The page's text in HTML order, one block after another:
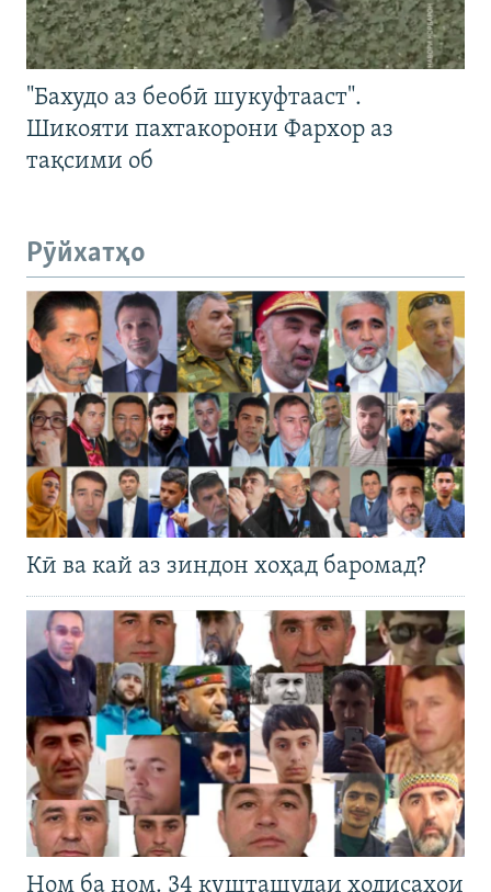
"Бахудо аз беобӣ шукуфтааст".
Шикояти пахтакорони Фархор аз
тақсими об
Рӯйхатҳо
Кӣ ва кай аз зиндон хоҳад баромад?
Ном ба ном. 34 кушташудаи ҳодисаҳои